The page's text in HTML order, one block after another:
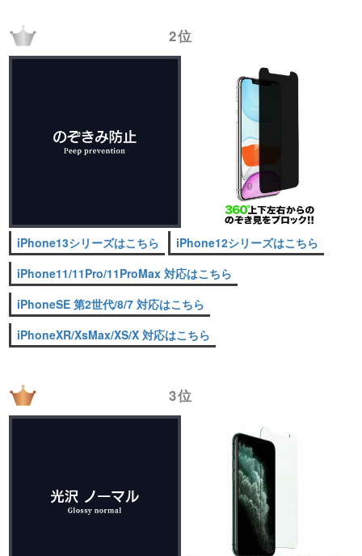
2位
iPhone13シリーズはこちら
iPhone12シリーズはこちら
iPhone11/11Pro/11ProMax 対応はこちら
iPhoneSE 第2世代/8/7 対応はこちら
iPhoneXR/XsMax/XS/X 対応はこちら
3位